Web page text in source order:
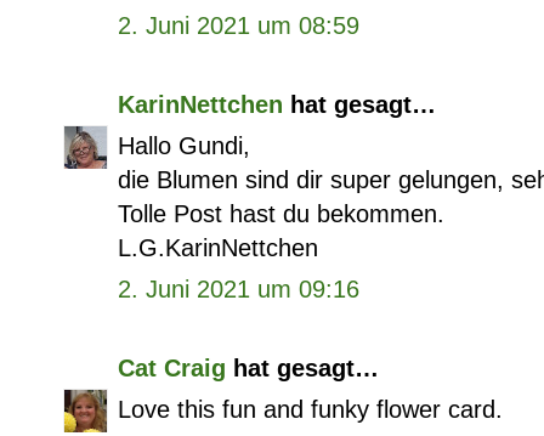
2. Juni 2021 um 08:59
KarinNettchen hat gesagt…
Hallo Gundi,
die Blumen sind dir super gelungen,
Tolle Post hast du bekommen.
L.G.KarinNettchen
2. Juni 2021 um 09:16
Cat Craig hat gesagt…
Love this fun and funky flower card.